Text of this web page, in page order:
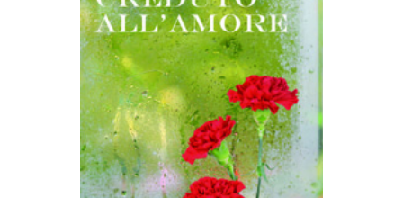
AGGIUNGI AL CARRELLO